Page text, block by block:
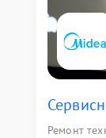
Ремонт